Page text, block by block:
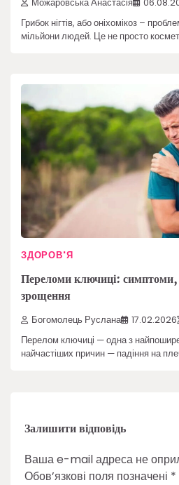
Грибок нігтів, або оніхомікоз –
мільйони людей. Це не просто
ЗДОРОВ'Я
Переломи ключиці: симптоми,
зрощення
Богомолець Руслана 17.02.2026
Перелом ключиці — одна з
найчастіших причин — падіння на
Залишити відповідь
Ваша e-mail адреса не
Обов’язкові поля позначені *